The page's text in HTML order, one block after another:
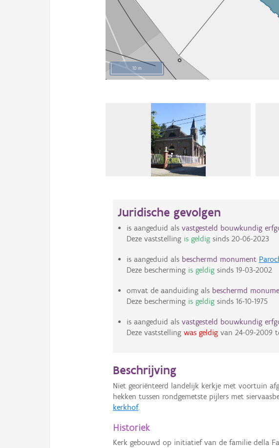
10 m
Juridische gevolgen
is aangeduid als vastgesteld bouwkundig
Deze vaststelling is geldigsinds 20-06-2023
is aangeduid als beschermd monument
Deze bescherming is geldigsinds 19-03-2002
omvat de aanduiding als beschermd
Deze bescherming is geldigsinds 16-10-1975
is aangeduid als vastgesteld bouwkundig
Deze vaststelling was geldigvan 24-09-2009
Beschrijving
Niet georiënteerd landelijk kerkje met voortuin
hekken tussen rondgemetste pijlers met
kerkhof.
Historiek
Kerk gebouwd op initiatief van de familie della